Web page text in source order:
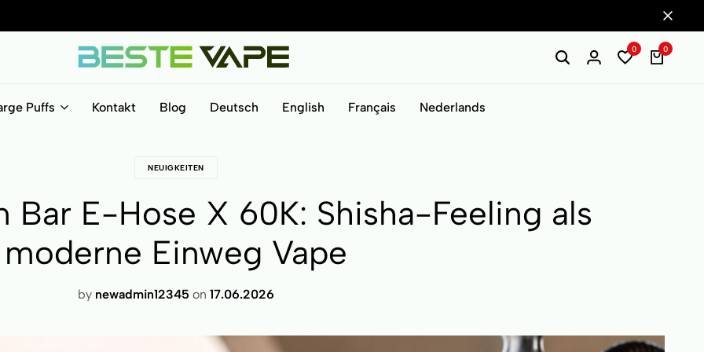
0 0
Puffs Kontakt Blog Deutsch English Français Nederlands
NEUIGKEITEN
Bar E-Hose X 60K: Shisha-Feeling als
moderne Einweg Vape
by newadmin12345 on 17.06.2026